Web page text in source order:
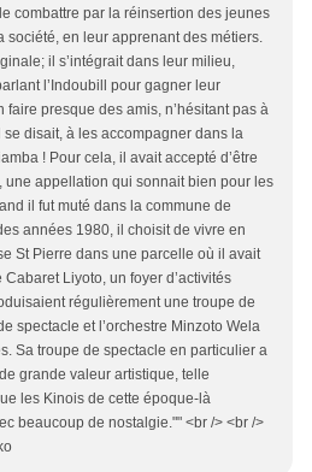
combattre par la réinsertion des jeunes
société, en leur apprenant des métiers.
il s’intégrait dans leur milieu,
l’Indoubill pour gagner leur
faire presque des amis, n’hésitant pas à
se disait, à les accompagner dans la
! Pour cela, il avait accepté d’être
une appellation qui sonnait bien pour les
il fut muté dans la commune de
années 1980, il choisit de vivre en
St Pierre dans une parcelle où il avait
Liyoto, un foyer d’activités
régulièrement une troupe de
spectacle et l’orchestre Minzoto Wela
Sa troupe de spectacle en particulier a
grande valeur artistique, telle
les Kinois de cette époque-là
beaucoup de nostalgie."" <br /> <br />